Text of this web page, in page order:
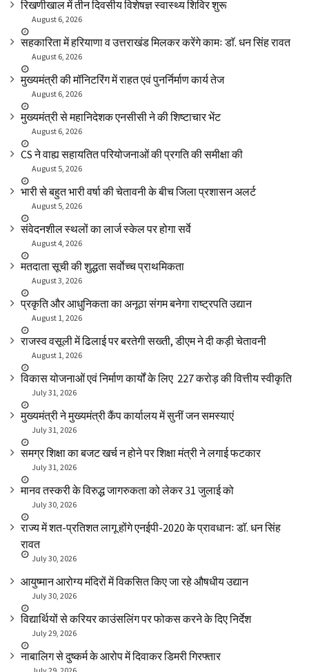
रिखणीखाल में तीन दिवसीय विशेषज्ञ स्वास्थ्य शिविर शुरू
August 6, 2026
सहकारिता में हरियाणा व उत्तराखंड मिलकर करेंगे कामः डाॅ. धन सिंह रावत
August 6, 2026
मुख्यमंत्री की मॉनिटरिंग में राहत एवं पुनर्निर्माण कार्य तेज
August 6, 2026
मुख्यमंत्री से महानिदेशक एनसीसी ने की शिष्टाचार भेंट
August 6, 2026
CS ने वाह्य सहायतित परियोजनाओं की प्रगति की समीक्षा की
August 5, 2026
भारी से बहुत भारी वर्षा की चेतावनी के बीच जिला प्रशासन अलर्ट
August 5, 2026
संवेदनशील स्थलों का लार्ज स्केल पर होगा सर्वे
August 4, 2026
मतदाता सूची की शुद्धता सर्वाेच्च प्राथमिकता
August 3, 2026
प्रकृति और आधुनिकता का अनूठा संगम बनेगा राष्ट्रपति उद्यान
August 1, 2026
राजस्व वसूली में ढिलाई पर बरतेगी सख्ती, डीएम ने दी कड़ी चेतावनी
August 1, 2026
विकास योजनाओं एवं निर्माण कार्यों के लिए ₹ 227 करोड़ की वित्तीय स्वीकृति
July 31, 2026
मुख्यमंत्री ने मुख्यमंत्री कैंप कार्यालय में सुनीं जन समस्याएं
July 31, 2026
समग्र शिक्षा का बजट खर्च न होने पर शिक्षा मंत्री ने लगाई फटकार
July 31, 2026
मानव तस्करी के विरुद्ध जागरुकता को लेकर 31 जुलाई को
July 30, 2026
राज्य में शत-प्रतिशत लागू होंगे एनईपी-2020 के प्रावधानः डाॅ. धन सिंह
रावत
July 30, 2026
आयुष्मान आरोग्य मंदिरों में विकसित किए जा रहे औषधीय उद्यान
July 30, 2026
विद्यार्थियों से करियर काउंसलिंग पर फोकस करने के दिए निर्देश
July 29, 2026
नाबालिग से दुष्कर्म के आरोप में दिवाकर डिमरी गिरफ्तार